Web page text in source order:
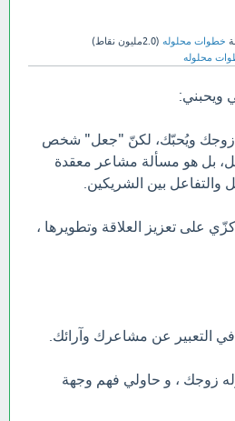
خطوات محلوله (2.0مليون
نقاط)
محلوله
ويحبني:
زوجك ويُحبّك، لكنّ "جعل" شخص
بل هو مسألة مشاعر معقدة
والتفاعل بين الشريكين.
على تعزيز العلاقة وتطويرها ،
التعبير عن مشاعرك وآرائك.
زوجك ، و حاولي فهم وجهة